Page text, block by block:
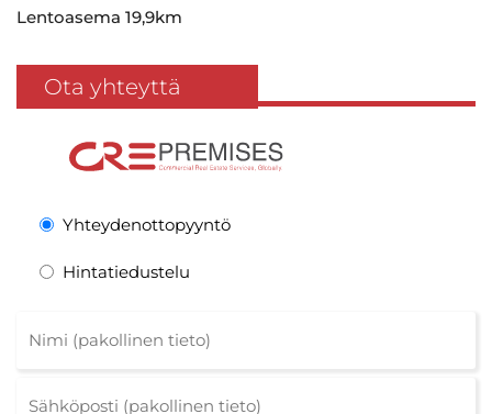
Lentoasema 19,9km
Ota yhteyttä
Yhteydenottopyyntö
Hintatiedustelu